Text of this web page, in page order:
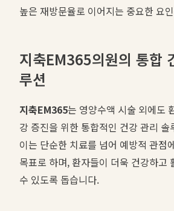
높은 재방문율로 이어지는 중요한 요
지축EM365의원의 통합
루션
지축EM365는 영양수액 시술 외에도
강 증진을 위한 통합적인 건강 관리
이는 단순한 치료를 넘어 예방적 관점
목표로 하며, 환자들이 더욱 건강하고
수 있도록 돕습니다.